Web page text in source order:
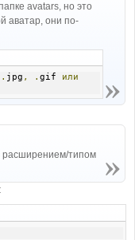
avatars, но это
аватар, они по-
. jpg , .gif или
расширением/типом